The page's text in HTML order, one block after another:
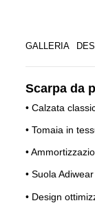
GALLERIA
Scarpa da
• Calzata
• Tomaia in
•
• Suola
• Design